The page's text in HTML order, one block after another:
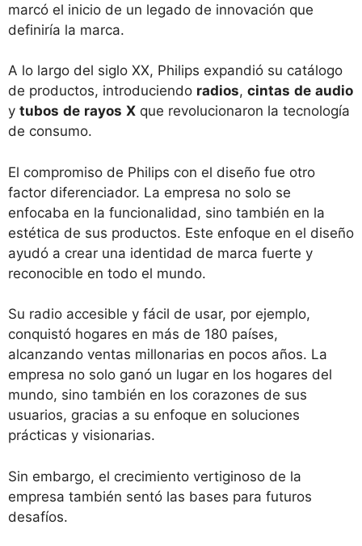
marcó el inicio de un legado de innovación que
definiría la marca.
A lo largo del siglo XX, Philips expandió su catálogo
de productos, introduciendo radios, cintas de audio
y tubos de rayos X que revolucionaron la tecnología
de consumo.
El compromiso de Philips con el diseño fue otro
factor diferenciador. La empresa no solo se
enfocaba en la funcionalidad, sino también en la
estética de sus productos. Este enfoque en el diseño
ayudó a crear una identidad de marca fuerte y
reconocible en todo el mundo.
Su radio accesible y fácil de usar, por ejemplo,
conquistó hogares en más de 180 países,
alcanzando ventas millonarias en pocos años. La
empresa no solo ganó un lugar en los hogares del
mundo, sino también en los corazones de sus
usuarios, gracias a su enfoque en soluciones
prácticas y visionarias.
Sin embargo, el crecimiento vertiginoso de la
empresa también sentó las bases para futuros
desafíos.